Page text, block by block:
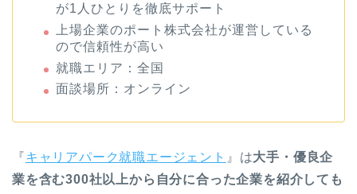
が1人ひとりを徹底サポート
上場企業のポート株式会社が運営している
ので信頼性が高い
就職エリア：全国
面談場所：オンライン
『キャリアパーク就職エージェント 』は大手・優良企
業を含む300社以上から自分に合った企業を紹介しても